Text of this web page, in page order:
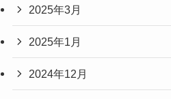
2025年3月
2025年1月
2024年12月